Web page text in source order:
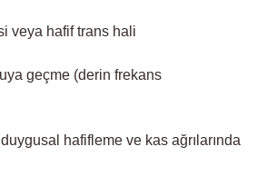
veya hafif trans hali
geçme (derin frekans
hafifleme ve kas ağrılarında